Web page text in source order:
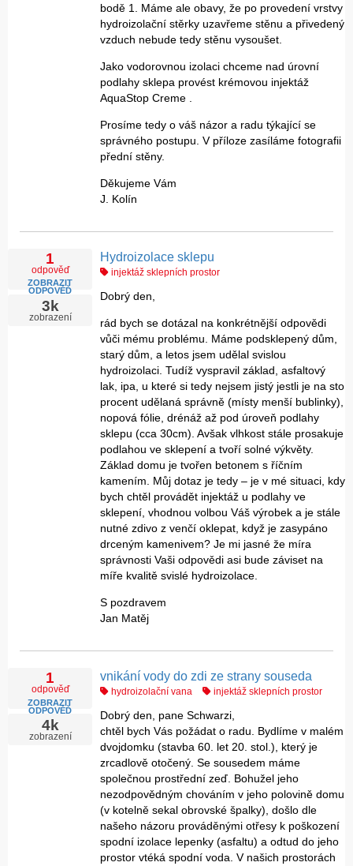
bodě 1. Máme ale obavy, že po provedení vrstvy
hydroizolační stěrky uzavřeme stěnu a přivedený
vzduch nebude tedy stěnu vysoušet.
Jako vodorovnou izolaci chceme nad úrovní
podlahy sklepa provést krémovou injektáž
AquaStop Creme .
Prosíme tedy o váš názor a radu týkající se
správného postupu. V příloze zasíláme fotografii
přední stěny.
Děkujeme Vám
J. Kolín
1
odpověď
ZOBRAZIT
ODPOVĚĎ
3k
zobrazení
Hydroizolace sklepu
injektáž sklepních prostor
Dobrý den,
rád bych se dotázal na konkrétnější odpovědi
vůči mému problému. Máme podsklepený dům,
starý dům, a letos jsem udělal svislou
hydroizolaci. Tudíž vyspravil základ, asfaltový
lak, ipa, u které si tedy nejsem jistý jestli je na sto
procent udělaná správně (místy menší bublinky),
nopová fólie, drénáž až pod úroveň podlahy
sklepu (cca 30cm). Avšak vlhkost stále prosakuje
podlahou ve sklepení a tvoří solné výkvěty.
Základ domu je tvořen betonem s říčním
kamením. Můj dotaz je tedy – je v mé situaci, kdy
bych chtěl provádět injektáž u podlahy ve
sklepení, vhodnou volbou Váš výrobek a je stále
nutné zdivo z venčí oklepat, když je zasypáno
drceným kamenivem? Je mi jasné že míra
správnosti Vaši odpovědi asi bude záviset na
míře kvalitě svislé hydroizolace.
S pozdravem
Jan Matěj
1
odpověď
ZOBRAZIT
ODPOVĚĎ
4k
zobrazení
vnikání vody do zdi ze strany souseda
hydroizolační vana injektáž sklepních prostor
Dobrý den, pane Schwarzi,
chtěl bych Vás požádat o radu. Bydlíme v malém
dvojdomku (stavba 60. let 20. stol.), který je
zrcadlově otočený. Se sousedem máme
společnou prostřední zeď. Bohužel jeho
nezodpovědným chováním v jeho polovině domu
(v kotelně sekal obrovské špalky), došlo dle
našeho názoru prováděnými otřesy k poškození
spodní izolace lepenky (asfaltu) a odtud do jeho
prostor vtéká spodní voda. V našich prostorách